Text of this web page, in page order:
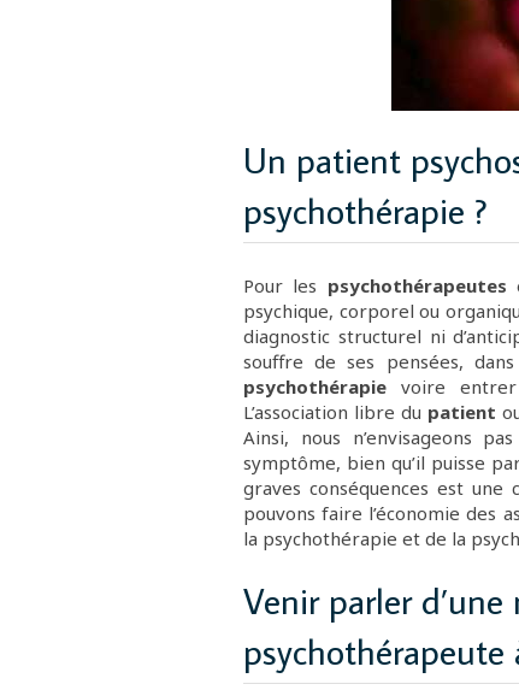
Un patient
psychothérapie ?
Pour les psychothérapeutes
psychique, corporel ou
diagnostic structurel ni
souffre de ses pensées,
psychothérapie
voire
L’association libre du patient
Ainsi, nous n’envisageons
symptôme, bien qu’il puisse
graves conséquences est une
pouvons faire l’économie des
la psychothérapie et de la
Venir parler
psychothérapeute